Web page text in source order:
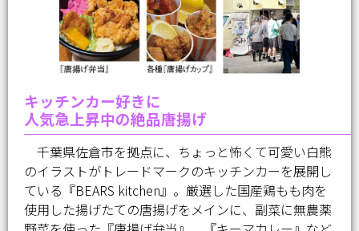
キッチンカー好きに
人気急上昇中の絶品唐揚げ
千葉県佐倉市を拠点に、ちょっと怖くて可愛い白熊
のイラストがトレードマークのキッチンカーを展開し
ている『BEARS kitchen』。厳選した国産鶏もも肉を
使用した揚げたての唐揚げをメインに、副菜に無農薬